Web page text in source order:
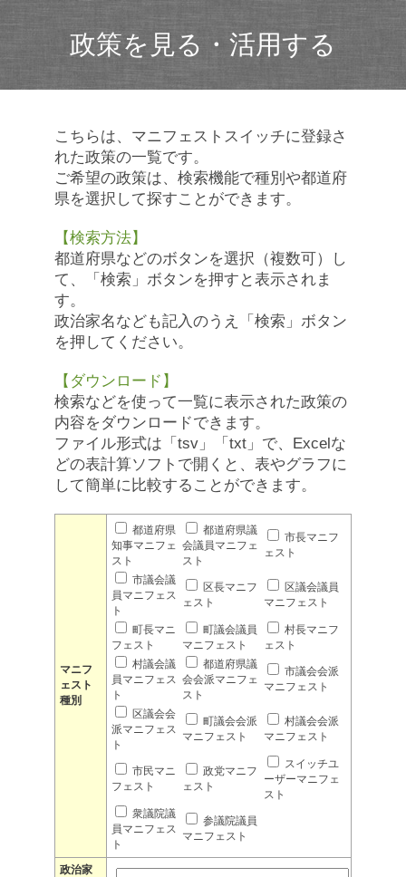
政策を見る・活用する
こちらは、マニフェストスイッチに登録さ
れた政策の一覧です。
ご希望の政策は、検索機能で種別や都道府
県を選択して探すことができます。
【検索方法】
都道府県などのボタンを選択（複数可）し
て、「検索」ボタンを押すと表示されま
す。
政治家名なども記入のうえ「検索」ボタン
を押してください。
【ダウンロード】
検索などを使って一覧に表示された政策の
内容をダウンロードできます。
ファイル形式は「tsv」「txt」で、Excelな
どの表計算ソフトで開くと、表やグラフに
して簡単に比較することができます。
マニフ
ェスト
種別
都道府県
知事マニフェ
スト
都道府県議
会議員マニフェ
スト
市長マニフ
ェスト
市議会議
員マニフェス
ト
区長マニフ
ェスト
区議会議員
マニフェスト
町長マニ
フェスト
町議会議員
マニフェスト
村長マニフ
ェスト
村議会議
員マニフェス
ト
都道府県議
会会派マニフェ
スト
市議会会派
マニフェスト
区議会会
派マニフェス
ト
町議会会派
マニフェスト
村議会会派
マニフェスト
市民マニ
フェスト
政党マニフ
ェスト
スイッチユ
ーザーマニフェ
スト
衆議院議
員マニフェス
ト
参議院議員
マニフェスト
政治家